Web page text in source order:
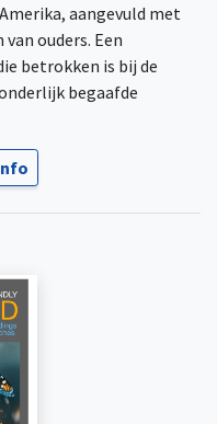
aangevuld met
ouders. Een
betrokken is bij de
begaafde